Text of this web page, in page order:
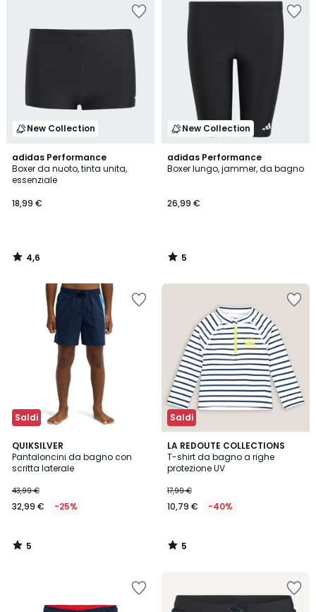
New Collection
adidas Performance
Boxer da nuoto, tinta unita,
essenziale
18,99 €
4,6
/ 5
4,6
/
New Collection
adidas Performance
Boxer lungo, jammer, da bagno
26,99 €
5
/
5
/
Saldi
QUIKSILVER
Pantaloncini da bagno con
scritta laterale
43,99 €
32,99 € -25%
5
/
5
5
/
Saldi
LA REDOUTE COLLECTIONS
T-shirt da bagno a righe
protezione UV
17,99 €
10,79 € -40%
5
/
5
5
/